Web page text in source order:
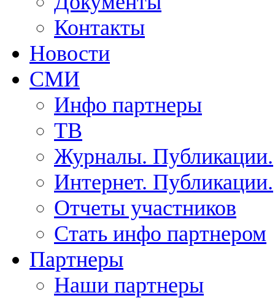
Контакты
Новости
СМИ
Инфо партнеры
ТВ
Журналы. Публикации.
Интернет. Публикации.
Отчеты участников
Стать инфо партнером
Партнеры
Наши партнеры